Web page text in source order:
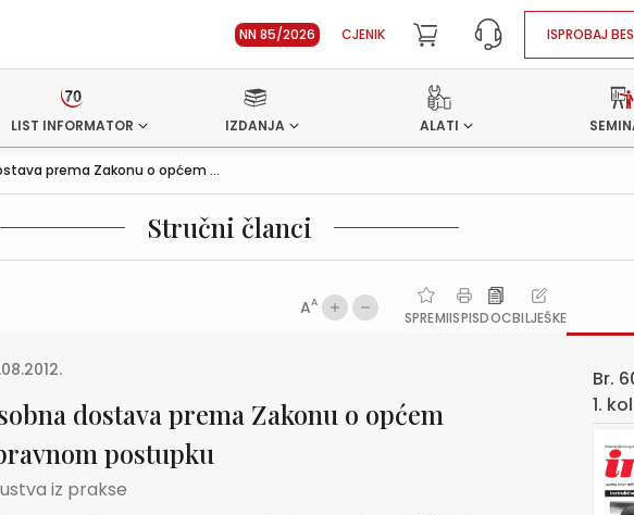
NN 85/2026 CJENIK ISPROBAJ
LIST INFORMATOR IZDANJA ALATI
prema Zakonu o općem ...
Stručni članci
AA
SPREMIISPISDOCBILJEŠKE
dostava prema Zakonu o općem
postupku
iz prakse
Br.
1.